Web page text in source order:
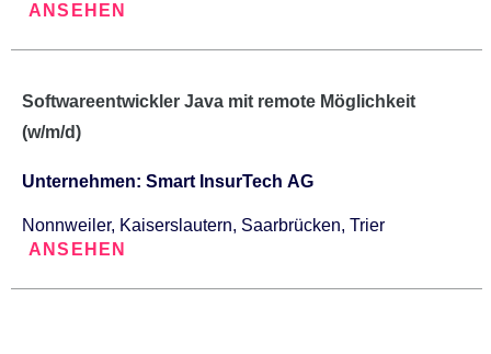
ANSEHEN
Softwareentwickler Java mit remote Möglichkeit
(w/m/d)
Unternehmen: Smart InsurTech AG
Nonnweiler, Kaiserslautern, Saarbrücken, Trier
ANSEHEN